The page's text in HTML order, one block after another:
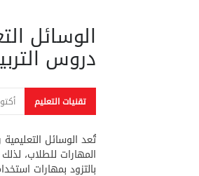
الوسائل
دروس
تقنيات التعليم أكتوبر
تُعد الوسائل
المهارات للطلاب،
بالتزود بمهارات